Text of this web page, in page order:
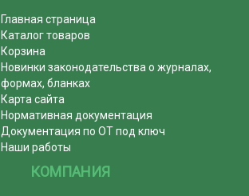
Главная страница
Каталог товаров
Корзина
Новинки законодательства о журналах,
формах, бланках
Карта сайта
Нормативная документация
Документация по ОТ под ключ
Наши работы
КОМПАНИЯ